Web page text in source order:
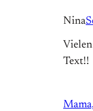
Nina
Text!!